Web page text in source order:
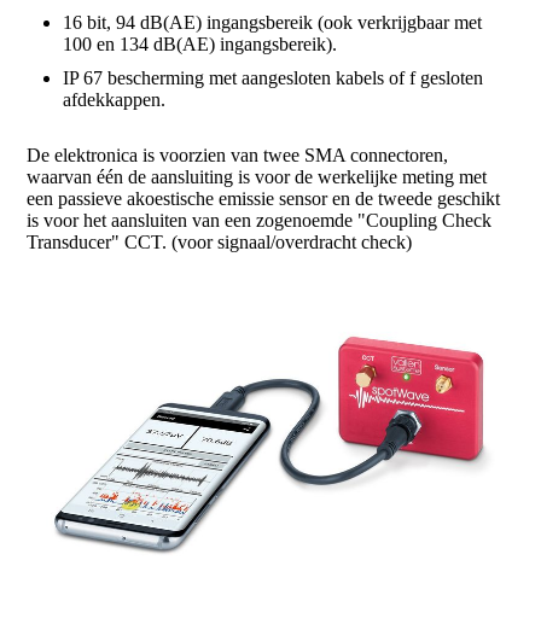
16 bit, 94 dB(AE) ingangsbereik (ook verkrijgbaar met
100 en 134 dB(AE) ingangsbereik).
IP 67 bescherming met aangesloten kabels of f gesloten
afdekkappen.
De elektronica is voorzien van twee SMA connectoren,
waarvan één de aansluiting is voor de werkelijke meting met
een passieve akoestische emissie sensor en de tweede geschikt
is voor het aansluiten van een zogenoemde "Coupling Check
Transducer" CCT. (voor signaal/overdracht check)